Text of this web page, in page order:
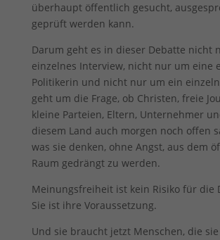
überhaupt öffentlich gesucht,
geprüft werden kann.
Darum geht es in dieser Debatte nicht
einzelnes Interview, nicht nur um eine
Politikerin und nicht nur um ein
geht um die Frage, ob Christen, freie
kleine Parteien, Eltern, Unternehmer
diesem Land auch morgen noch offen
was sie denken, ohne Angst, aus dem
Raum gedrängt zu werden.
Meinungsfreiheit ist kein Risiko für die
Sie ist ihre Voraussetzung.
Und sie braucht jetzt Menschen, die